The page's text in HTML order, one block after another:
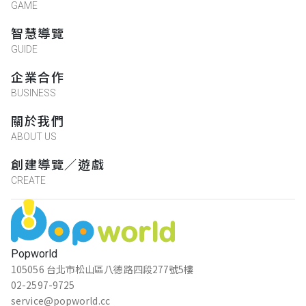
Popworld
105056 台北市松山區八德路四段277號5樓
02-2597-9725
service@popworld.cc
GAME
智慧導覽
GUIDE
企業合作
BUSINESS
關於我們
ABOUT US
創建導覽／遊戲
CREATE